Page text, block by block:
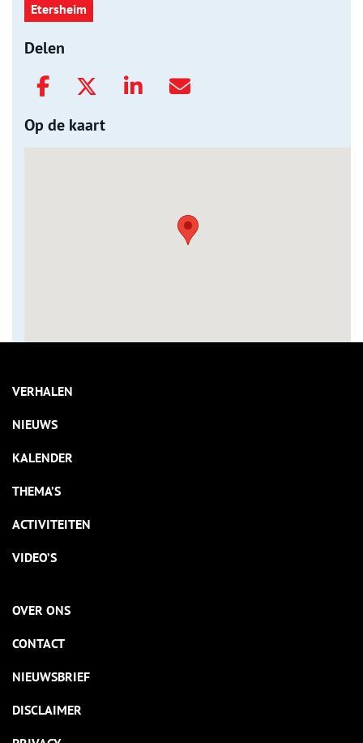
Etersheim
Delen
Op de kaart
VERHALEN
NIEUWS
KALENDER
THEMA’S
ACTIVITEITEN
VIDEO’S
OVER ONS
CONTACT
NIEUWSBRIEF
DISCLAIMER